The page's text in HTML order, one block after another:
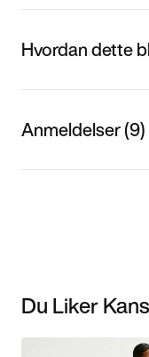
Hvordan dette
Anmeldelser (9)
Du Liker